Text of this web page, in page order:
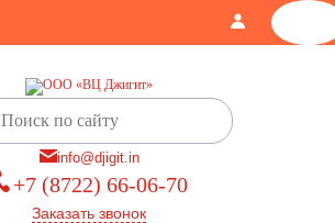
info@djigit.in
+7 (8722) 66-06-70
Заказать звонок